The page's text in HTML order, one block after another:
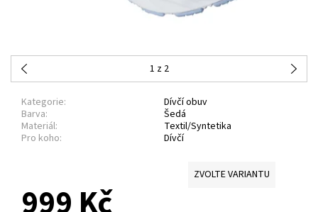
1 z 2
Kategorie:
Dívčí obuv
Barva:
Šedá
Materiál:
Textil/Syntetika
Pro koho:
Dívčí
ZVOLTE VARIANTU